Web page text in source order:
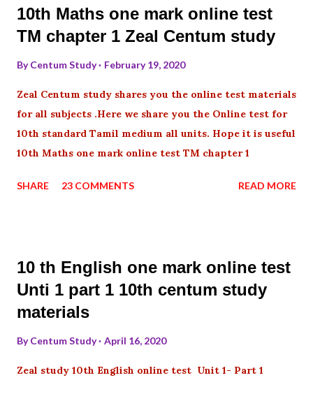
10th Maths one mark online test
TM chapter 1 Zeal Centum study
ByCentum Study February 19, 2020
Zeal Centum study shares you the online test materials
for all subjects .Here we share you the Online test for
10th standard Tamil medium all units. Hope it is useful
10th Maths one mark online test TM chapter 1
SHARE 23 COMMENTS READ MORE
10 th English one mark online test
Unti 1 part 1 10th centum study
materials
ByCentum Study April 16, 2020
Zeal study 10th English online test Unit 1- Part 1